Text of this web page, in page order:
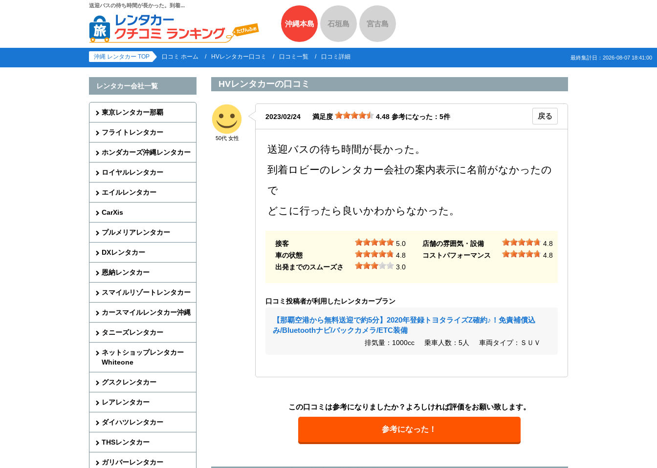
送迎バスの待ち時間が長かった。到着...
沖縄本島 石垣島 宮古島
最終集計日：2026-08-07 18:41:00
沖縄 レンタカー TOP 口コミ ホーム HVレンタカー口コミ 口コミ一覧 口コミ詳細
HVレンタカーの口コミ
50代 女性
2023/02/24 満足度 4.48 参考になった： 5件 戻る
送迎バスの待ち時間が長かった。
到着ロビーのレンタカー会社の案内表示に名前がなかったの
で
どこに行ったら良いかわからなかった。
接客 5.0 店舗の雰囲気・設備
4.8
車の状態
4.8 コストパフォーマンス
4.8
出発までのスムーズさ
3.0
口コミ投稿者が利用したレンタカープラン
【那覇空港から無料送迎で約5分】2020年登録トヨタライズZ確約♪！免責補償込
み/Bluetoothナビ/バックカメラ/ETC装備
車両タイプ：ＳＵＶ
乗車人数：5人
排気量：1000cc
この口コミは参考になりましたか？よろしければ評価をお願い致します。
参考になった！
レンタカー会社一覧
東京レンタカー那覇
フライトレンタカー
ホンダカーズ沖縄レンタカー
ロイヤルレンタカー
エイルレンタカー
CarXis
プルメリアレンタカー
DXレンタカー
恩納レンタカー
スマイルリゾートレンタカー
カースマイルレンタカー沖縄
タニーズレンタカー
ネットショップレンタカー
Whiteone
グスクレンタカー
レアレンタカー
ダイハツレンタカー
THSレンタカー
ガリバーレンタカー